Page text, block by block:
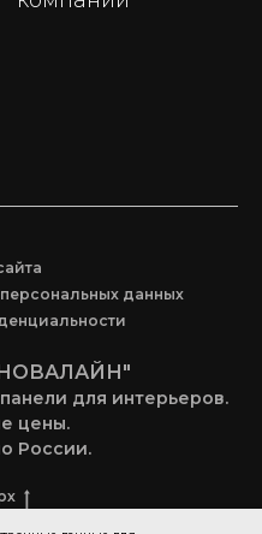
данных
для интерьеров.
цены.
России.